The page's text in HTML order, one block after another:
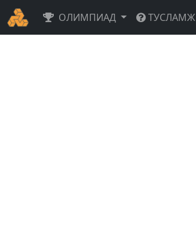
ОЛИМПИАД ТУСЛАМЖ